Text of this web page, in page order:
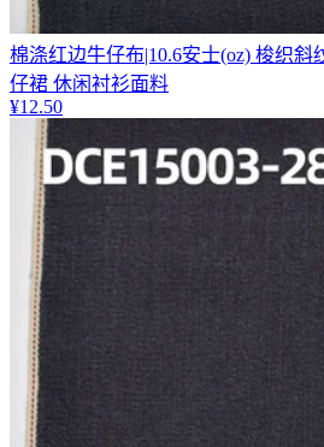
棉涤红边牛仔布|10.6安士(oz) 梭织斜
仔裙 休闲衬衫面料
¥12.50